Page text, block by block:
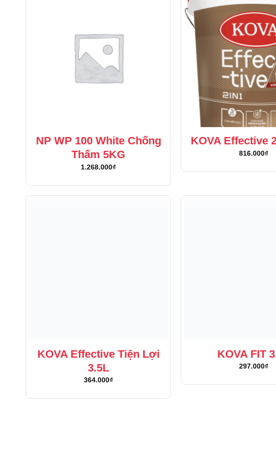
NP WP 100 White Chống
Thấm 5KG
1.268.000₫
KOVA Effective
816.000₫
KOVA Effective Tiện Lợi
3.5L
364.000₫
KOVA FIT
297.000₫